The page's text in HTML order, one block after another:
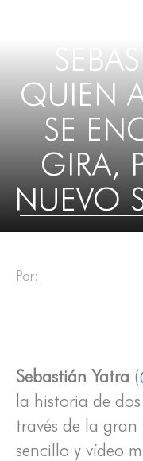
QUIEN
SE
GIRA,
NUEVO
Por:
Sebastián Yatra (
la historia de
través de la
sencillo y vídeo